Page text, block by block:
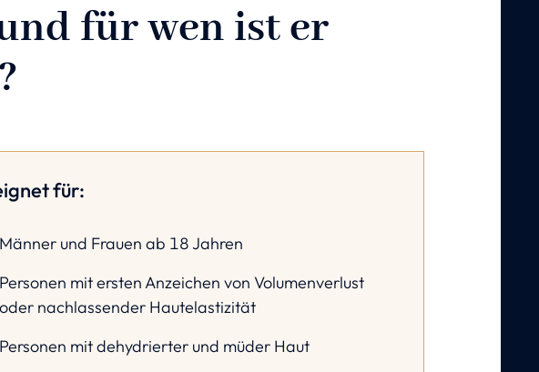
für wen ist er
für:
Männer und Frauen ab 18 Jahren
Personen mit ersten Anzeichen von Volumenverlust
oder nachlassender Hautelastizität
Personen mit dehydrierter und müder Haut